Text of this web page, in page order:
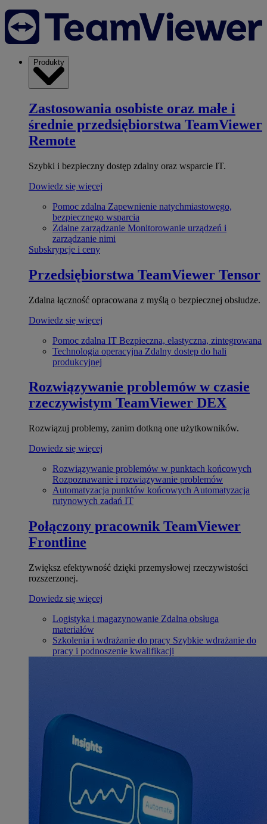
Produkty
Zastosowania osobiste oraz małe i
średnie przedsiębiorstwa TeamViewer
Remote
Szybki i bezpieczny dostęp zdalny oraz wsparcie IT.
Dowiedz się więcej
Pomoc zdalna Zapewnienie natychmiastowego,
bezpiecznego wsparcia
Zdalne zarządzanie Monitorowanie urządzeń i
zarządzanie nimi
Subskrypcje i ceny
Przedsiębiorstwa TeamViewer Tensor
Zdalna łączność opracowana z myślą o bezpiecznej obsłudze.
Dowiedz się więcej
Pomoc zdalna IT Bezpieczna, elastyczna, zintegrowana
Technologia operacyjna Zdalny dostęp do hali
produkcyjnej
Rozwiązywanie problemów w czasie
rzeczywistym TeamViewer DEX
Rozwiązuj problemy, zanim dotkną one użytkowników.
Dowiedz się więcej
Rozwiązywanie problemów w punktach końcowych
Rozpoznawanie i rozwiązywanie problemów
Automatyzacja punktów końcowych Automatyzacja
rutynowych zadań IT
Połączony pracownik TeamViewer
Frontline
Zwiększ efektywność dzięki przemysłowej rzeczywistości
rozszerzonej.
Dowiedz się więcej
Logistyka i magazynowanie Zdalna obsługa
materiałów
Szkolenia i wdrażanie do pracy Szybkie wdrażanie do
pracy i podnoszenie kwalifikacji